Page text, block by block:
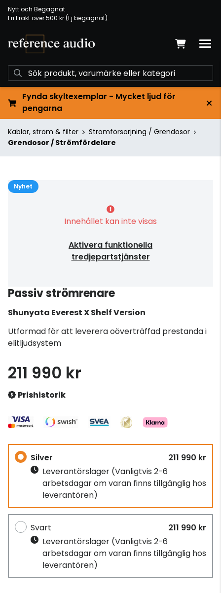
Nytt och Begagnat
Fri Frakt över 500 kr (Ej begagnat)
Fynda skyltexemplar - Mycket ljud för
pengarna
Kablar, ström & filter
Strömförsörjning / Grendosor
Grendosor / Strömfördelare
Nyhet
Innehållet kan inte visas
Aktivera funktionella
tredjepartstjänster
Passiv strömrenare
Shunyata Everest X Shelf Version
Utformad för att leverera oöverträffad prestanda i
elitljudsystem
211 990 kr
Prishistorik
Silver
211 990 kr
Leverantörslager (Vanligtvis 2-6
arbetsdagar om varan finns tillgänglig hos
leverantören)
Svart
211 990 kr
Leverantörslager (Vanligtvis 2-6
arbetsdagar om varan finns tillgänglig hos
leverantören)